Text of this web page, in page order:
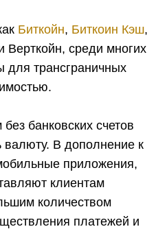
Биткойн, Биткоин Кэш,
Верткойн, среди многих
для трансграничных
банковских счетов
валюту. В дополнение к
приложения,
клиентам
количеством
платежей и